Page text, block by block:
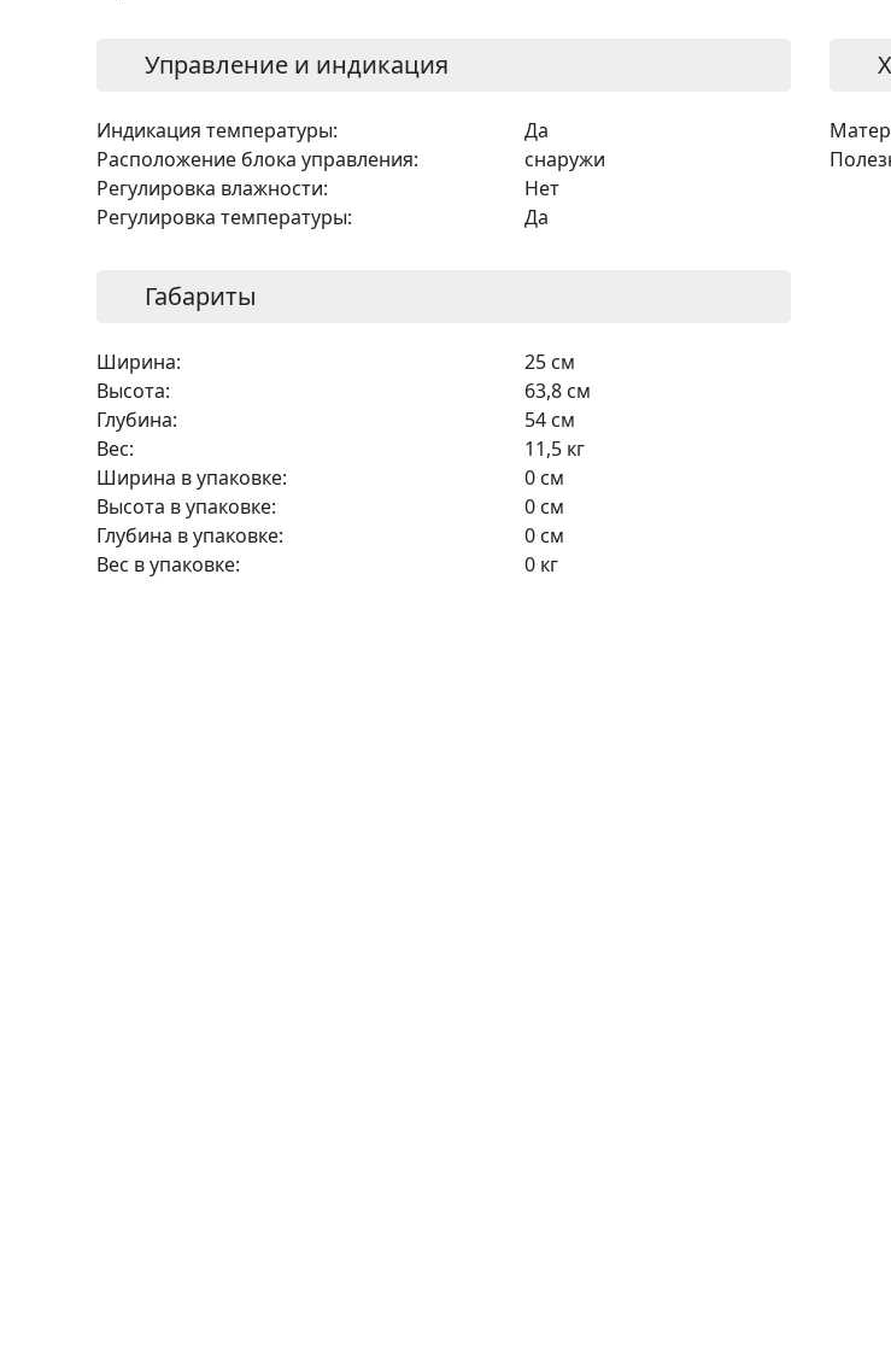
Управление и индикация
Индикация температуры:
Да
Расположение блока управления:
снаружи
Регулировка влажности:
Нет
Регулировка температуры:
Да
Габариты
Ширина:
25 см
Высота:
63,8 см
Глубина:
54 см
Вес:
11,5 кг
Ширина в упаковке:
0 см
Высота в упаковке:
0 см
Глубина в упаковке:
0 см
Вес в упаковке:
0 кг